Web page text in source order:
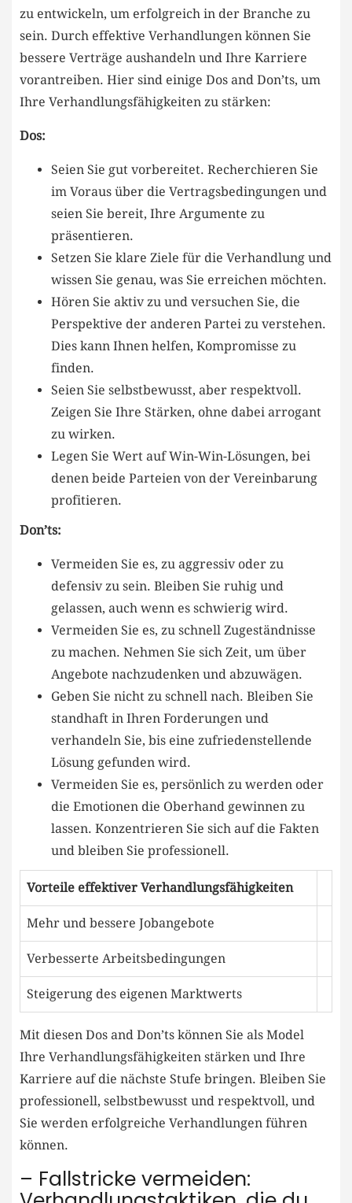
zu entwickeln, ⁢um erfolgreich in der​ Branche zu
‌sein. ‌Durch effektive Verhandlungen können⁣ Sie
bessere Verträge aushandeln und Ihre Karriere
vorantreiben. Hier sind einige Dos and Don’ts, um
Ihre Verhandlungsfähigkeiten zu stärken:
Dos:
Seien Sie gut⁤ vorbereitet. Recherchieren ⁤Sie
im Voraus über die​ Vertragsbedingungen und
seien Sie bereit, ​Ihre Argumente zu
präsentieren.
Setzen Sie klare Ziele für die Verhandlung und
wissen Sie genau,​ was Sie erreichen möchten.
Hören Sie aktiv zu und versuchen Sie, die⁢
Perspektive ⁣der anderen Partei zu verstehen.
Dies kann ⁤Ihnen helfen, ​Kompromisse zu
finden.
Seien Sie selbstbewusst, aber respektvoll.
Zeigen Sie‍ Ihre Stärken, ohne ⁢dabei arrogant
zu wirken.
Legen Sie Wert auf Win-Win-Lösungen, bei
denen beide Parteien ⁣von der Vereinbarung
profitieren.
Don’ts:
Vermeiden ⁣Sie es, zu aggressiv oder ​zu
defensiv zu sein. Bleiben ​Sie ruhig und
gelassen, auch wenn es schwierig ⁣wird.
Vermeiden​ Sie es, zu schnell Zugeständnisse
⁤zu machen. Nehmen Sie sich Zeit, um über
Angebote‌ nachzudenken und abzuwägen.
Geben Sie nicht zu schnell nach. Bleiben Sie
standhaft in Ihren Forderungen‌ und
verhandeln Sie, bis eine⁢ zufriedenstellende
Lösung gefunden ⁣wird.
Vermeiden ‌Sie es, persönlich zu​ werden oder⁢
die‌ Emotionen​ die‍ Oberhand gewinnen zu​
lassen. Konzentrieren Sie sich auf die Fakten
und⁣ bleiben Sie professionell.
Vorteile effektiver ‍Verhandlungsfähigkeiten
Mehr ⁢und bessere Jobangebote
Verbesserte Arbeitsbedingungen
Steigerung des eigenen Marktwerts
Mit diesen ⁤Dos and ‍Don’ts ‍können Sie als Model
Ihre Verhandlungsfähigkeiten stärken und Ihre
Karriere auf die nächste Stufe bringen. Bleiben Sie
professionell, selbstbewusst ⁢und respektvoll, und
Sie​ werden erfolgreiche Verhandlungen führen
können.
– ⁢Fallstricke​ vermeiden: